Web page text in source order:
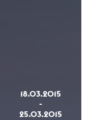
18.03.2015
-
25.03.2015